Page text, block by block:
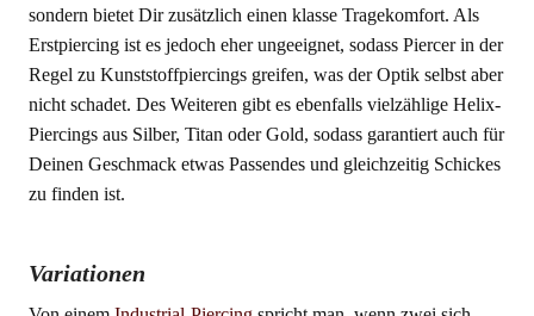
sondern bietet Dir zusätzlich einen klasse Tragekomfort. Als
Erstpiercing ist es jedoch eher ungeeignet, sodass Piercer in der
Regel zu Kunststoffpiercings greifen, was der Optik selbst aber
nicht schadet. Des Weiteren gibt es ebenfalls vielzählige Helix-
Piercings aus Silber, Titan oder Gold, sodass garantiert auch für
Deinen Geschmack etwas Passendes und gleichzeitig Schickes
zu finden ist.
Variationen